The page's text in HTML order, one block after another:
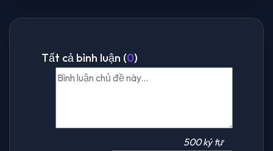
Tất cả bình luận (0)
500 ký tự